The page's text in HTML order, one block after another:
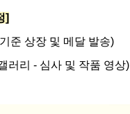
]
준 상장 및 메달 발송)
러리 - 심사 및 작품 영상)